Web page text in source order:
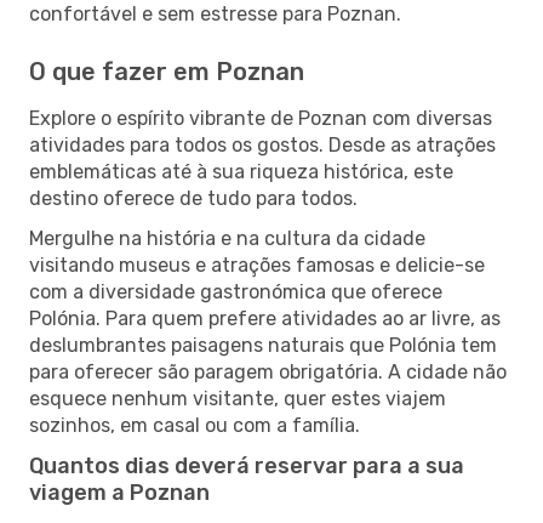
confortável e sem estresse para Poznan.
O que fazer em Poznan
Explore o espírito vibrante de Poznan com diversas
atividades para todos os gostos. Desde as atrações
emblemáticas até à sua riqueza histórica, este
destino oferece de tudo para todos.
Mergulhe na história e na cultura da cidade
visitando museus e atrações famosas e delicie-se
com a diversidade gastronómica que oferece
Polónia. Para quem prefere atividades ao ar livre, as
deslumbrantes paisagens naturais que Polónia tem
para oferecer são paragem obrigatória. A cidade não
esquece nenhum visitante, quer estes viajem
sozinhos, em casal ou com a família.
Quantos dias deverá reservar para a sua
viagem a Poznan